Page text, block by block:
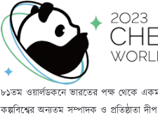
৮১তম ওয়ার্লডকনে ভারতের পক্ষ থেকে
কল্পবিশ্বের অন্যতম সম্পাদক ও প্রতিষ্ঠাতা